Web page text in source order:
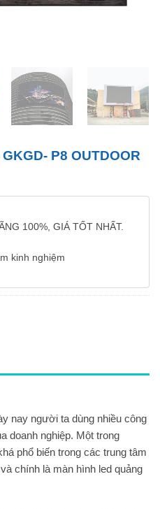
P8 OUTDOOR
100%, GIÁ TỐT NHẤT.
kinh nghiệm
nay người ta dùng nhiều công
doanh nghiệp. Một trong
phổ biến trong các trung tâm
chính là màn hình led quảng